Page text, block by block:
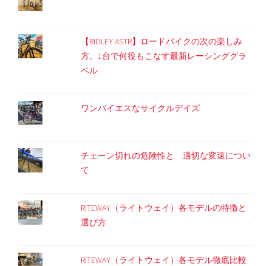
【RIDLEY ASTR】ロードバイクの次の楽しみ
方。1台で何役もこなす最新レーシンググラ
ベル
ワンバイエスなサイクルデイズ
チェーン切れの危険性と 適切な変速につい
て
RITEWAY（ライトウェイ）各モデルの特徴と
選び方
RITEWAY（ライトウェイ）各モデル徹底比較